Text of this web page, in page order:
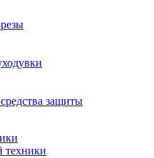
защиты
техники